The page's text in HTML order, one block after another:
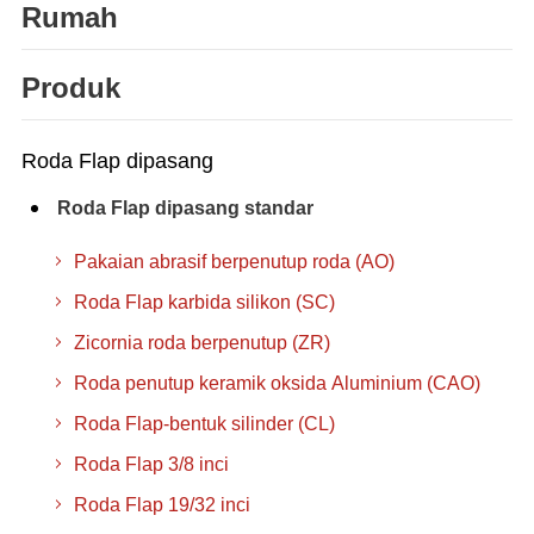
Rumah
Produk
Roda Flap dipasang
Roda Flap dipasang standar
Pakaian abrasif berpenutup roda (AO)
Roda Flap karbida silikon (SC)
Zicornia roda berpenutup (ZR)
Roda penutup keramik oksida Aluminium (CAO)
Roda Flap-bentuk silinder (CL)
Roda Flap 3/8 inci
Roda Flap 19/32 inci